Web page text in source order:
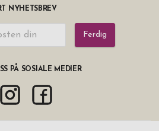
NYHETSBREV
Ferdig
PÅ SOSIALE MEDIER